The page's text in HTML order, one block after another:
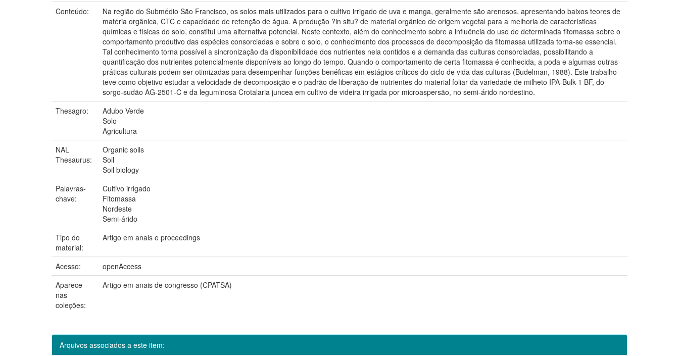
Conteúdo:
Na região do Submédio São Francisco, os solos mais utilizados para o cultivo irrigado de uva e manga, geralmente são arenosos, apresentando baixos teores de
matéria orgânica, CTC e capacidade de retenção de água. A produção ?in situ? de material orgânico de origem vegetal para a melhoria de características
químicas e físicas do solo, constitui uma alternativa potencial. Neste contexto, além do conhecimento sobre a influência do uso de determinada fitomassa sobre o
comportamento produtivo das espécies consorciadas e sobre o solo, o conhecimento dos processos de decomposição da fitomassa utilizada torna-se essencial.
Tal conhecimento torna possível a sincronização da disponibilidade dos nutrientes nela contidos e a demanda das culturas consorciadas, possibilitando a
quantificação dos nutrientes potencialmente disponíveis ao longo do tempo. Quando o comportamento de certa fitomassa é conhecida, a poda e algumas outras
práticas culturais podem ser otimizadas para desempenhar funções benéficas em estágios críticos do ciclo de vida das culturas (Budelman, 1988). Este trabalho
teve como objetivo estudar a velocidade de decomposição e o padrão de liberação de nutrientes do material foliar da variedade de milheto IPA-Bulk-1 BF, do
sorgo-sudão AG-2501-C e da leguminosa Crotalaria juncea em cultivo de videira irrigada por microaspersão, no semi-árido nordestino.
Thesagro:
Adubo Verde
Solo
Agricultura
NAL
Thesaurus:
Organic soils
Soil
Soil biology
Palavras-
chave:
Cultivo irrigado
Fitomassa
Nordeste
Semi-árido
Tipo do
material:
Artigo em anais e proceedings
Acesso:
openAccess
Aparece
nas
coleções:
Artigo em anais de congresso (CPATSA)
Arquivos associados a este item: